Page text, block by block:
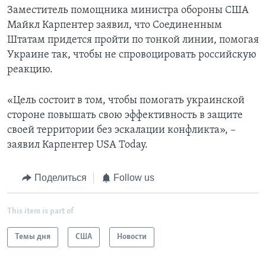
Заместитель помощника министра обороны США
Майкл Карпентер заявил, что Соединенным
Штатам придется пройти по тонкой линии, помогая
Украине так, чтобы не спровоцировать российскую
реакцию.
«Цель состоит в том, чтобы помогать украинской
стороне повышать свою эффективность в защите
своей территории без эскалации конфликта», –
заявил Карпентер USA Today.
Поделиться Follow us
This item is part of
Темы дня США Новости